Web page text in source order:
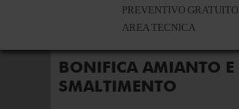
PREVENTIVO GRATUITO
AREA TECNICA
BONIFICA AMIANTO E
SMALTIMENTO